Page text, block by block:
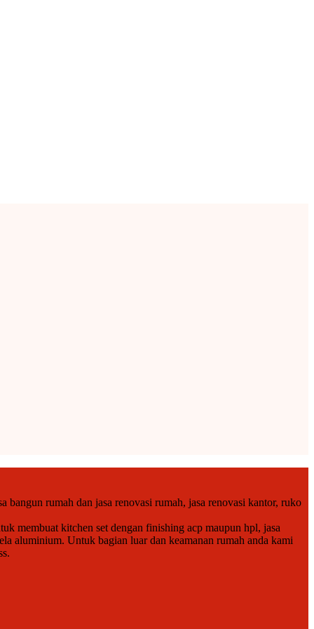
bangun rumah dan jasa renovasi rumah, jasa renovasi kantor, ruko
membuat kitchen set dengan finishing acp maupun hpl, jasa
aluminium. Untuk bagian luar dan keamanan rumah anda kami